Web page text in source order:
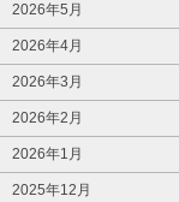
2026年5月
2026年4月
2026年3月
2026年2月
2026年1月
2025年12月